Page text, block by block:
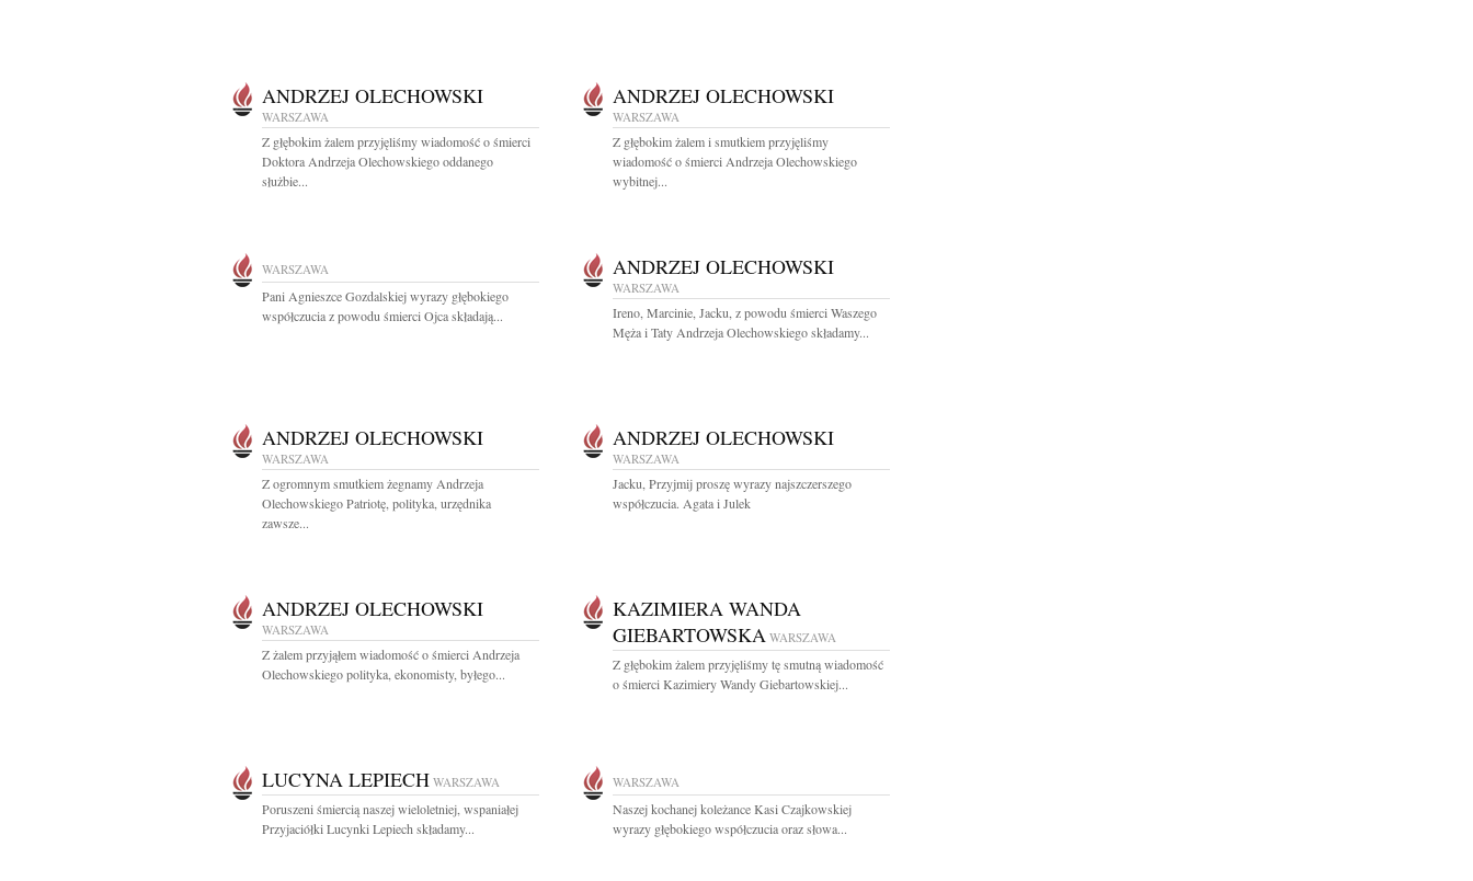
ANDRZEJ OLECHOWSKI
WARSZAWA
Z głębokim żalem przyjęliśmy wiadomość o śmierci
Doktora Andrzeja Olechowskiego oddanego
służbie...
ANDRZEJ OLECHOWSKI
WARSZAWA
Z głębokim żalem i smutkiem przyjęliśmy
wiadomość o śmierci Andrzeja Olechowskiego
wybitnej...
WARSZAWA
Pani Agnieszce Gozdalskiej wyrazy głębokiego
współczucia z powodu śmierci Ojca składają...
ANDRZEJ OLECHOWSKI
WARSZAWA
Ireno, Marcinie, Jacku, z powodu śmierci Waszego
Męża i Taty Andrzeja Olechowskiego składamy...
ANDRZEJ OLECHOWSKI
WARSZAWA
Z ogromnym smutkiem żegnamy Andrzeja
Olechowskiego Patriotę, polityka, urzędnika
zawsze...
ANDRZEJ OLECHOWSKI
WARSZAWA
Jacku, Przyjmij proszę wyrazy najszczerszego
współczucia. Agata i Julek
ANDRZEJ OLECHOWSKI
WARSZAWA
Z żalem przyjąłem wiadomość o śmierci Andrzeja
Olechowskiego polityka, ekonomisty, byłego...
KAZIMIERA WANDA
GIEBARTOWSKA WARSZAWA
Z głębokim żalem przyjęliśmy tę smutną wiadomość
o śmierci Kazimiery Wandy Giebartowskiej...
LUCYNA LEPIECH WARSZAWA
Poruszeni śmiercią naszej wieloletniej, wspaniałej
Przyjaciółki Lucynki Lepiech składamy...
WARSZAWA
Naszej kochanej koleżance Kasi Czajkowskiej
wyrazy głębokiego współczucia oraz słowa...